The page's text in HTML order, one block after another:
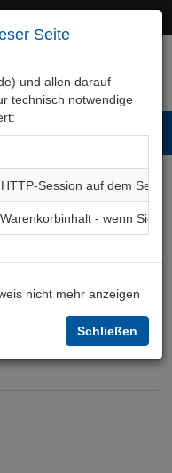
Seite
und allen darauf
technisch notwendige
Session auf dem Server
- wenn Sie
nicht mehr anzeigen
Schließen